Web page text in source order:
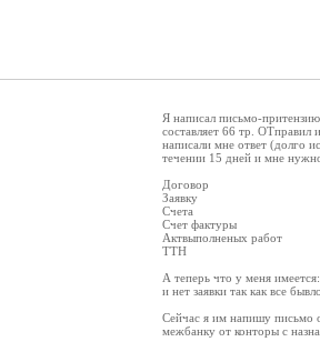
Я написал письмо-
составляет 66 тр.
написали мне ответ (долго
течении 15 дней и мне
Договор
Заявку
Счета
Счет фактуры
Актвыполненых работ
ТТН
А теперь что у меня
и нет заявки так как все
Сейчас я им напишу письмо
межбанку от конторы с